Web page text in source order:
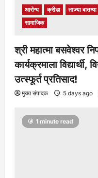
आरोग्य क्रीडा ताज्या बातम्या
सामाजिक
श्री महात्मा बसवेश्वर
कार्यक्रमाला विद्यार्थी,
उत्स्फूर्त प्रतिसाद!
मुख्य संपादक 5 days ago
1 minute read